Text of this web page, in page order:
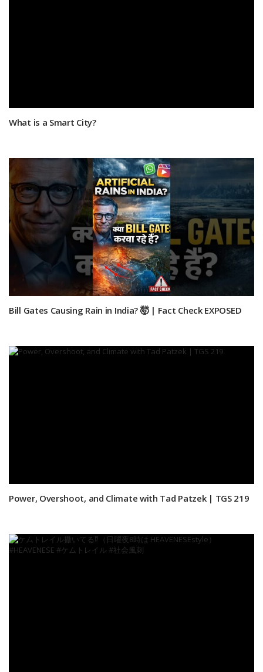
What is a Smart City?
Bill Gates Causing Rain in India? 🤯 | Fact Check EXPOSED
Power, Overshoot, and Climate with Tad Patzek | TGS 219